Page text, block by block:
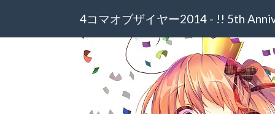
4コマオブザイヤー2014 - !! 5th